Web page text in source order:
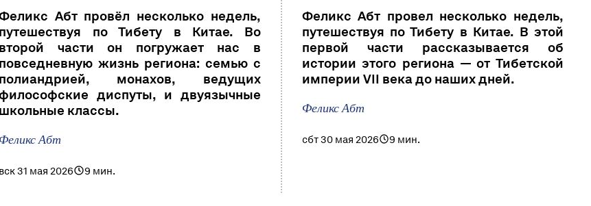
Абт провёл несколько недель,
путешествуя по Тибету в Китае. Во
второй части он погружает нас в
повседневную жизнь региона: семью с
полиандрией, монахов, ведущих
диспуты, и двуязычные
школьные классы.
Феликс Абт
вск 31 мая 2026 9 мин.
Феликс Абт провел несколько недель,
путешествуя по Тибету в Китае. В этой
первой части рассказывается об
истории этого региона — от Тибетской
империи VII века до наших дней.
Феликс Абт
сбт 30 мая 2026 9 мин.